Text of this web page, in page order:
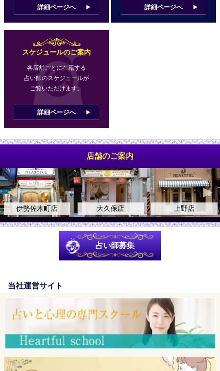
詳細ページへ 詳細ページへ
スケジュールのご案内
各店舗ごとに在籍する
占い師のスケジュールが
ご覧いただけます。
詳細ページへ
店舗のご案内
大久保店 上野店 自由が丘店
占い師募集
当社運営サイト